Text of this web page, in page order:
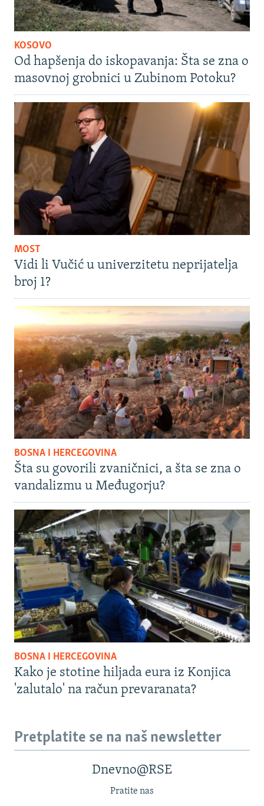
KOSOVO
Od hapšenja do iskopavanja: Šta se zna o
masovnoj grobnici u Zubinom Potoku?
MOST
Vidi li Vučić u univerzitetu neprijatelja
broj 1?
BOSNA I HERCEGOVINA
Šta su govorili zvaničnici, a šta se zna o
vandalizmu u Međugorju?
BOSNA I HERCEGOVINA
Kako je stotine hiljada eura iz Konjica
'zalutalo' na račun prevaranata?
Pretplatite se na naš newsletter
Dnevno@RSE
Pratite nas